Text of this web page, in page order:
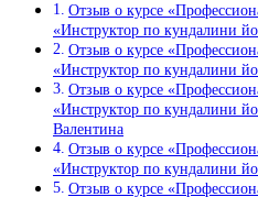
Отзыв о курсе
«Инструктор по кундалини
Отзыв о курсе
«Инструктор по кундалини
Отзыв о курсе
«Инструктор по кундалини
Валентина
Отзыв о курсе
«Инструктор по кундалини
Отзыв о курсе